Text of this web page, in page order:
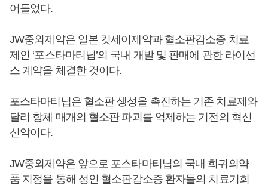
어들었다.
JW중외제약은 일본 킷세이제약과 혈소판감소증 치료
제인 ‘포스타마티닙’의 국내 개발 및 판매에 관한 라이선
스 계약을 체결한 것이다.
포스타마티닙은 혈소판 생성을 촉진하는 기존 치료제와
달리 항체 매개의 혈소판 파괴를 억제하는 기전의 혁신
신약이다.
JW중외제약은 앞으로 포스타마티닙의 국내 희귀의약
품 지정을 통해 성인 혈소판감소증 환자들의 치료기회